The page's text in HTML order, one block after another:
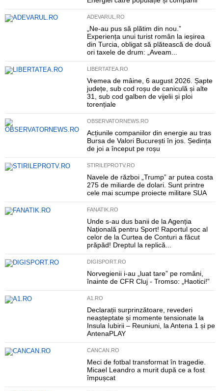
ADEVARUL.RO
„Ne-au pus să plătim din nou.”
Experiența unui turist român la ieșirea
din Turcia, obligat să plătească de două
ori taxele de drum: „Aveam...
LIBERTATEA.RO
Vremea de mâine, 6 august 2026. Șapte
județe, sub cod roșu de caniculă și alte
31, sub cod galben de vijelii și ploi
torențiale
OBSERVATORNEWS.RO
Acțiunile companiilor din energie au tras
Bursa de Valori București în jos. Ședința
de joi a început pe roșu
STIRILEPROTV.RO
Navele de război „Trump” ar putea costa
275 de miliarde de dolari. Sunt printre
cele mai scumpe proiecte militare SUA
FANATIK.RO
Unde s-au dus banii de la Agenția
Națională pentru Sport! Raportul șoc al
celor de la Curtea de Conturi a făcut
prăpăd! Dreptul la replică...
DIGISPORT.RO
Norvegienii i-au „luat tare” pe români,
înainte de CFR Cluj - Tromso: „Haotici!”
A1.RO
Declarații surprinzătoare, revederi
neașteptate și momente tensionate la
Insula Iubirii – Reuniuni, la Antena 1 și pe
AntenaPLAY
CANCAN.RO
Meci de fotbal transformat în tragedie.
Micael Leandro a murit după ce a fost
împușcat